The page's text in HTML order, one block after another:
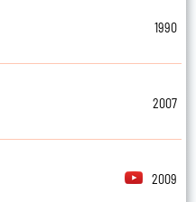
1990
2007
2009